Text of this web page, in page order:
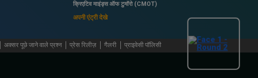
क्रिएटिव माइंड्स ऑफ टुमॉरो (CMOT)
अपनी एंट्री देखे
अक्सर पूछे जाने वाले प्रश्न प्रेस रिलीज़ गैलरी प्राइवेसी पॉलिसी